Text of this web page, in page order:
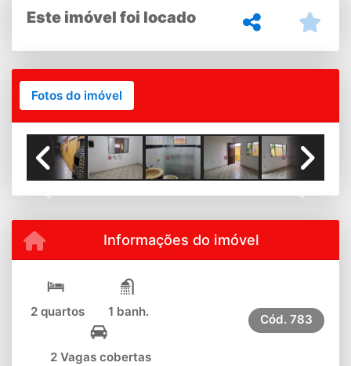
Este imóvel foi locado
Fotos do imóvel
Previous Next
Informações do imóvel
2 quartos 1 banh.
2 Vagas cobertas
Cód. 783